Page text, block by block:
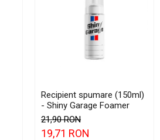
Recipient spumare (150ml)
- Shiny Garage Foamer
21,90 RON
19,71 RON